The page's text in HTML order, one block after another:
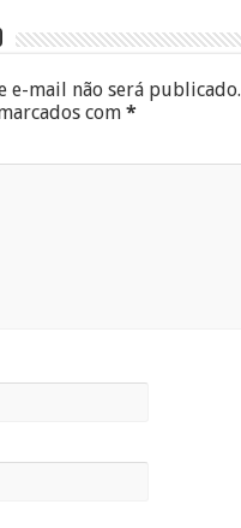
e-mail não será publicado.
com*